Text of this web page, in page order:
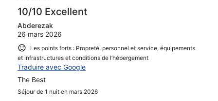
10/10 Excellent
Abderezak
26 mars 2026
Les points forts : Propreté, personnel et service, équipements
et infrastructures et conditions de l’hébergement
Traduire avec Google
The Best
Séjour de 1 nuit en mars 2026